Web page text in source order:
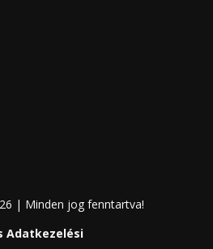
| Minden jog fenntartva!
Adatkezelési